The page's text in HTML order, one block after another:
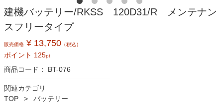
建機バッテリー/RKSS 120D31/R メンテナン
スフリータイプ
販売価格 ¥ 13,750 （税込）
ポイント 125pt
商品コード： BT-076
関連カテゴリ
TOP
バッテリー